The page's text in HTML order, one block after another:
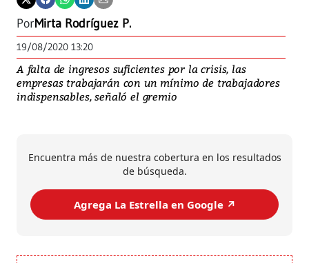
PorMirta Rodríguez P.
19/08/2020 13:20
A falta de ingresos suficientes por la crisis, las
empresas trabajarán con un mínimo de trabajadores
indispensables, señaló el gremio
Encuentra más de nuestra cobertura en los resultados
de búsqueda.
Agrega La Estrella en Google ↗️